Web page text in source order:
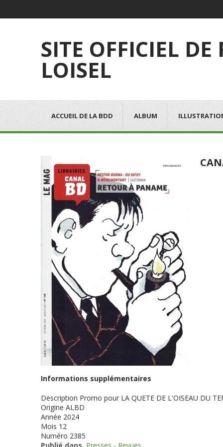
SITE OFFICIEL DE
LOISEL
ACCUEIL DE LA BDD ALBUM
Informations supplémentaires
Description Promo pour LA QUETE DE L'OISEAU DU
Origine ALBD
Année 2024
Mois 12
Numéro 2385